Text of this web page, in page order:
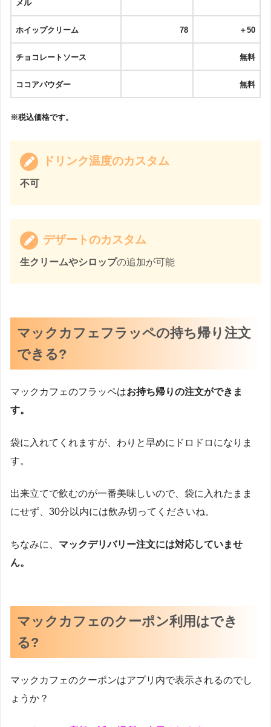
メル
ホイップクリーム 78 ＋50
チョコレートソース 無料
ココアパウダー 無料
※税込価格です。
ドリンク温度のカスタム
不可
デザートのカスタム
生クリームやシロップの追加が可能
マックカフェフラッペの持ち帰り注文
できる?
マックカフェのフラッペはお持ち帰りの注文ができま
す。
袋に入れてくれますが、わりと早めにドロドロになりま
す。
出来立てで飲むのが一番美味しいので、袋に入れたまま
にせず、30分以内には飲み切ってくださいね。
ちなみに、 マックデリバリー注文には対応していませ
ん。
マックカフェのクーポン利用はでき
る?
マックカフェのクーポンはアプリ内で表示されるのでし
ょうか？